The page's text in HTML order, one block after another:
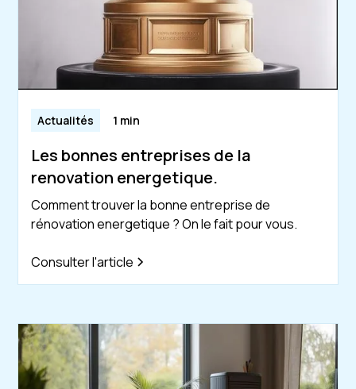
Actualités 1 min
Les bonnes entreprises de la
renovation energetique.
Comment trouver la bonne entreprise de
rénovation energetique ? On le fait pour vous.
Consulter l'article